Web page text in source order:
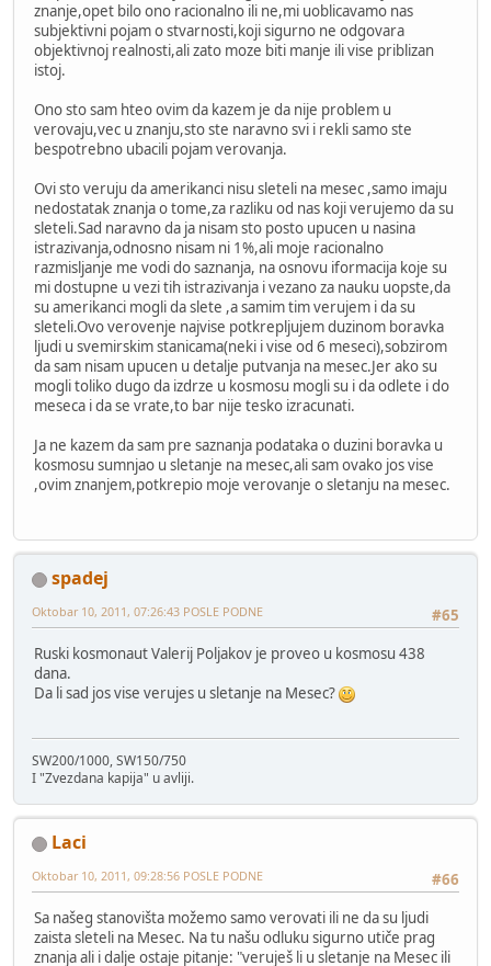
znanje,opet bilo ono racionalno ili ne,mi uoblicavamo nas
subjektivni pojam o stvarnosti,koji sigurno ne odgovara
objektivnoj realnosti,ali zato moze biti manje ili vise priblizan
istoj.
Ono sto sam hteo ovim da kazem je da nije problem u
verovaju,vec u znanju,sto ste naravno svi i rekli samo ste
bespotrebno ubacili pojam verovanja.
Ovi sto veruju da amerikanci nisu sleteli na mesec ,samo imaju
nedostatak znanja o tome,za razliku od nas koji verujemo da su
sleteli.Sad naravno da ja nisam sto posto upucen u nasina
istrazivanja,odnosno nisam ni 1%,ali moje racionalno
razmisljanje me vodi do saznanja, na osnovu iformacija koje su
mi dostupne u vezi tih istrazivanja i vezano za nauku uopste,da
su amerikanci mogli da slete ,a samim tim verujem i da su
sleteli.Ovo verovenje najvise potkrepljujem duzinom boravka
ljudi u svemirskim stanicama(neki i vise od 6 meseci),sobzirom
da sam nisam upucen u detalje putvanja na mesec.Jer ako su
mogli toliko dugo da izdrze u kosmosu mogli su i da odlete i do
meseca i da se vrate,to bar nije tesko izracunati.
Ja ne kazem da sam pre saznanja podataka o duzini boravka u
kosmosu sumnjao u sletanje na mesec,ali sam ovako jos vise
,ovim znanjem,potkrepio moje verovanje o sletanju na mesec.
spadej
#65
Oktobar 10, 2011, 07:26:43 POSLE PODNE
Ruski kosmonaut Valerij Poljakov je proveo u kosmosu 438
dana.
Da li sad jos vise verujes u sletanje na Mesec?
SW200/1000, SW150/750
I "Zvezdana kapija" u avliji.
Laci
#66
Oktobar 10, 2011, 09:28:56 POSLE PODNE
Sa našeg stanovišta možemo samo verovati ili ne da su ljudi
zaista sleteli na Mesec. Na tu našu odluku sigurno utiče prag
znanja ali i dalje ostaje pitanje: "veruješ li u sletanje na Mesec ili